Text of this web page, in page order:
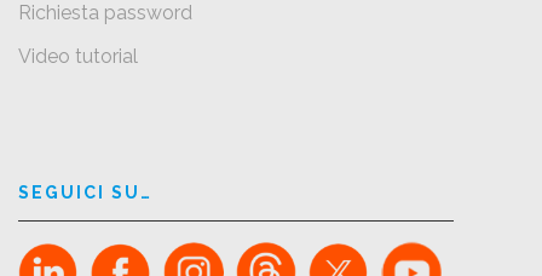
Richiesta password
Video tutorial
SEGUICI SU…